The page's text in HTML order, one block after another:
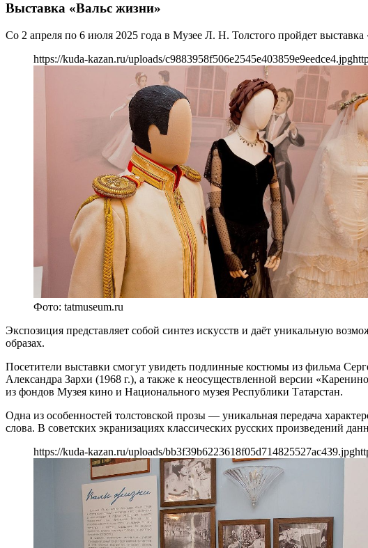
Выставка «Вальс жизни»
Со 2 апреля по 6 июля 2025 года в Музее Л. Н. Толстого пройдет выставка
https://kuda-kazan.ru/uploads/c9883958f506e2545e403859e9eedce4.jpg
Фото: tatmuseum.ru
Экспозиция представляет собой синтез искусств и даёт уникальную
образах.
Посетители выставки смогут увидеть подлинные костюмы из фильма
Александра Зархи (1968 г.), а также к неосуществленной версии
из фондов Музея кино и Национального музея Республики Татарстан.
Одна из особенностей толстовской прозы — уникальная передача
слова. В советских экранизациях классических русских произведений
https://kuda-kazan.ru/uploads/bb3f39b6223618f05d714825527ac439.jpg